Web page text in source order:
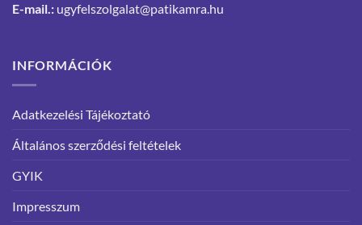
E-mail.: ugyfelszolgalat@patikamra.hu
INFORMÁCIÓK
Adatkezelési Tájékoztató
Általános szerződési feltételek
GYIK
Impresszum